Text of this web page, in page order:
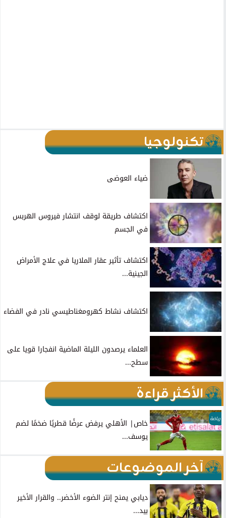
تكنولوجيا
ضياء العوضى
اكتشاف طريقة لوقف انتشار فيروس الهربس
في الجسم
اكتشاف تأثير عقار الملاريا في علاج الأمراض
الجينية...
اكتشاف نشاط كهرومغناطيسي نادر في الفضاء
العلماء يرصدون الليلة الماضية انفجارا قويا على
سطح...
الأكثر قراءة
رياضة
خاص| الأهلي يرفض عرضًا قطريًا ضخمًا لضم
يوسف...
آخر الموضوعات
ديابي يمنح إنتر الضوء الأخضر.. والقرار الأخير
بيد...